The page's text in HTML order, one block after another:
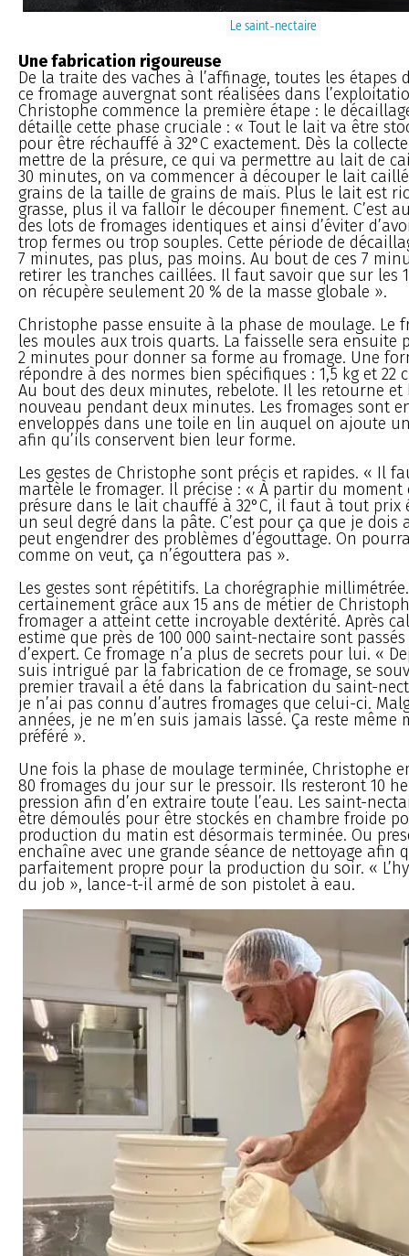
Le saint-nectaire
Une fabrication rigoureuse
De la traite des vaches à l’affinage, toutes les étapes
ce fromage auvergnat sont réalisées dans
Christophe commence la première étape : le
détaille cette phase cruciale : « Tout le lait va être
pour être réchauffé à 32°C exactement. Dès la
mettre de la présure, ce qui va permettre au lait de
30 minutes, on va commencer à découper le lait
grains de la taille de grains de maïs. Plus le lait est
grasse, plus il va falloir le découper finement. C’est
des lots de fromages identiques et ainsi d’éviter
trop fermes ou trop souples. Cette période de
7 minutes, pas plus, pas moins. Au bout de ces 7
retirer les tranches caillées. Il faut savoir que sur les
on récupère seulement 20 % de la masse globale ».
Christophe passe ensuite à la phase de moulage. Le
les moules aux trois quarts. La faisselle sera ensuite
2 minutes pour donner sa forme au fromage. Une
répondre à des normes bien spécifiques : 1,5 kg et 22
Au bout des deux minutes, rebelote. Il les retourne et
nouveau pendant deux minutes. Les fromages sont
enveloppés dans une toile en lin auquel on ajoute
afin qu’ils conservent bien leur forme.
Les gestes de Christophe sont précis et rapides. « Il
martèle le fromager. Il précise : « À partir du
présure dans le lait chauffé à 32°C, il faut à tout prix
un seul degré dans la pâte. C’est pour ça que je dois
peut engendrer des problèmes d’égouttage. On
comme on veut, ça n’égouttera pas ».
Les gestes sont répétitifs. La chorégraphie millimétrée.
certainement grâce aux 15 ans de métier de
fromager a atteint cette incroyable dextérité. Après
estime que près de 100 000 saint-nectaire sont
d’expert. Ce fromage n’a plus de secrets pour lui. «
suis intrigué par la fabrication de ce fromage, se
premier travail a été dans la fabrication du saint-
je n’ai pas connu d’autres fromages que celui-ci.
années, je ne m’en suis jamais lassé. Ça reste même
préféré ».
Une fois la phase de moulage terminée, Christophe
80 fromages du jour sur le pressoir. Ils resteront 10
pression afin d’en extraire toute l’eau. Les saint-
être démoulés pour être stockés en chambre froide
production du matin est désormais terminée. Ou
enchaîne avec une grande séance de nettoyage afin
parfaitement propre pour la production du soir. «
du job », lance-t-il armé de son pistolet à eau.